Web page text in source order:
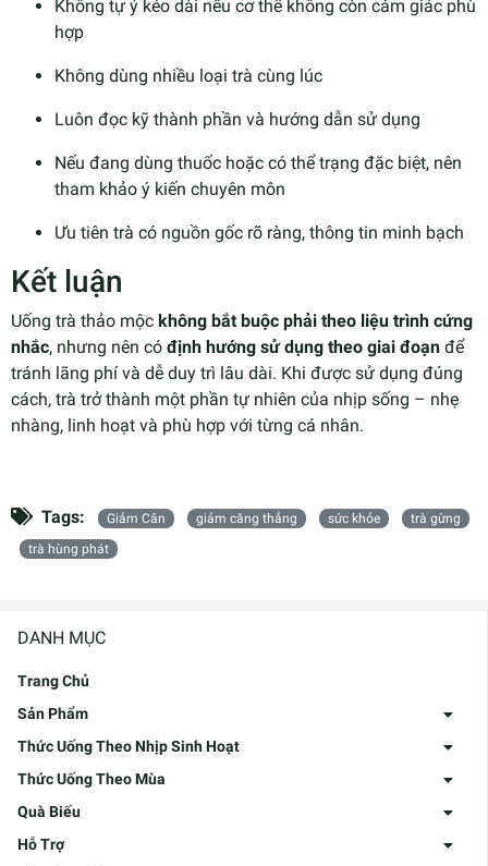
DANH MỤC
Trang Chủ
Sản Phẩm
Thức Uống Theo Nhịp Sinh Hoạt
Thức Uống Theo Mùa
Quà Biếu
Hỗ Trợ
Không tự ý kéo dài nếu cơ thể không còn cảm giác phù
hợp
Không dùng nhiều loại trà cùng lúc
Luôn đọc kỹ thành phần và hướng dẫn sử dụng
Nếu đang dùng thuốc hoặc có thể trạng đặc biệt, nên
tham khảo ý kiến chuyên môn
Ưu tiên trà có nguồn gốc rõ ràng, thông tin minh bạch
Kết luận
Uống trà thảo mộc không bắt buộc phải theo liệu trình cứng
nhắc, nhưng nên có định hướng sử dụng theo giai đoạn để
tránh lãng phí và dễ duy trì lâu dài. Khi được sử dụng đúng
cách, trà trở thành một phần tự nhiên của nhịp sống – nhẹ
nhàng, linh hoạt và phù hợp với từng cá nhân.
Tags: Giảm Cân giảm căng thẳng sức khỏe
trà gừng
trà hùng phát